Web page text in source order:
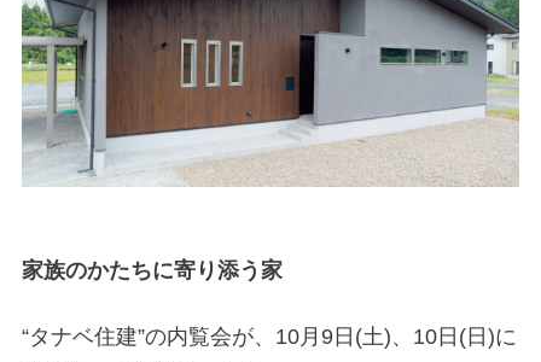
家族のかたちに寄り添う家
“タナベ住建”の内覧会が、10月9日(土)、10日(日)に